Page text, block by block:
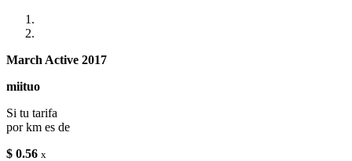
March Active 2017
miituo
Si tu tarifa
por km es de
$ 0.56 x